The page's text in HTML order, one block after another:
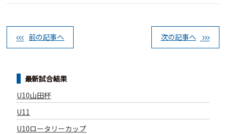
前の記事へ 次の記事へ
最新試合結果
U10山田杯
U11
U10ロータリーカップ